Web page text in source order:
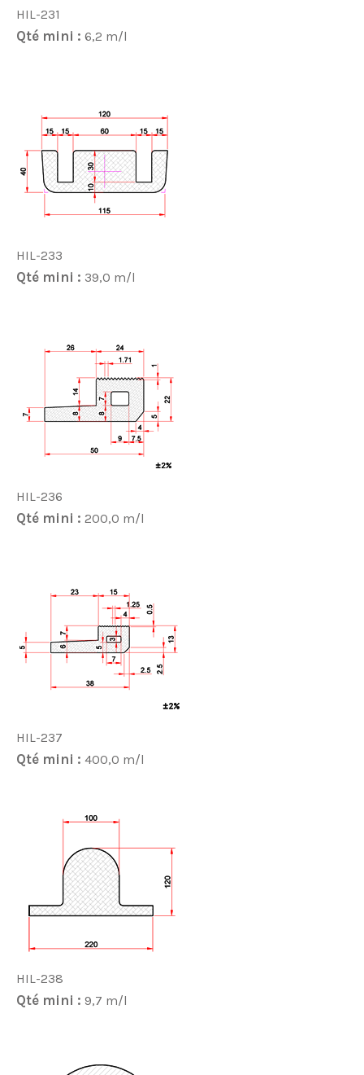
HIL-231
Qté mini : 6,2 m/l
HIL-233
Qté mini : 39,0 m/l
HIL-236
Qté mini : 200,0 m/l
HIL-237
Qté mini : 400,0 m/l
HIL-238
Qté mini : 9,7 m/l